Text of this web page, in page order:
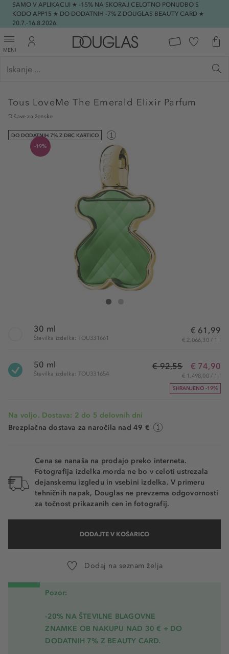
SAMO V APLIKACIJI ★ -15% NA SKORAJ CELOTNO PONUDBO S
KODO APP15 ★ DO DODATNIH -7% Z DOUGLAS BEAUTY CARD ★
20.7.-16.8.2026.
MENI
Tous LoveMe The Emerald Elixir Parfum
Dišave za ženske
DO DODATNIH 7% Z DBC KARTICO
-19%
Tous LoveMe The Emerald Elixir Parfum
30 ml
Številka izdelka: TOU331661
€ 61,99
€ 2.066,30 / 1 l
50 ml
Številka izdelka: TOU331654
€ 92,55 € 74,90
€ 1.498,00 / 1 l
SHRANJENO -19%
Na voljo. Dostava: 2 do 5 delovnih dni
Brezplačna dostava za naročila nad 49 €
Cena se nanaša na prodajo preko interneta.
Fotografija izdelka morda ne bo v celoti ustrezala
dejanskemu izgledu in vsebini izdelka. V primeru
tehničnih napak, Douglas ne prevzema odgovornosti
za točnost prikazanih cen in fotografij.
DODAJTE V KOŠARICO
Dodaj na seznam želja
Pozor:
-20% NA ŠTEVILNE BLAGOVNE
ZNAMKE OB NAKUPU NAD 30 € + DO
DODATNIH 7% Z BEAUTY CARD.